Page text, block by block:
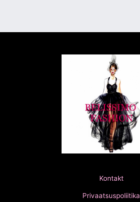
Kontakt
Privaatsuspoliitika